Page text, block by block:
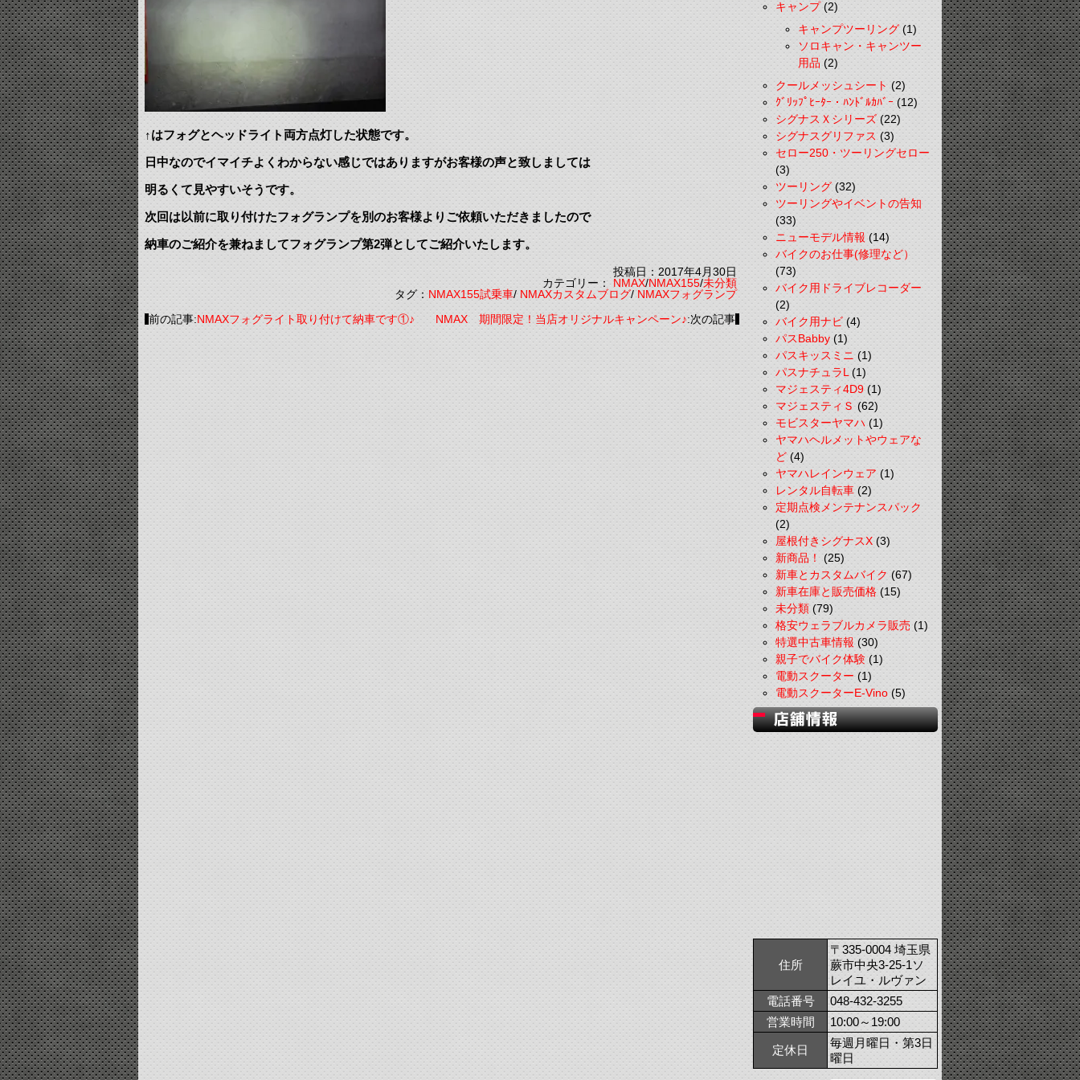
↑はフォグとヘッドライト両方点灯した状態です。
日中なのでイマイチよくわからない感じではありますがお客様の声と致しましては
明るくて見やすいそうです。
次回は以前に取り付けたフォグランプを別のお客様よりご依頼いただきましたので
納車のご紹介を兼ねましてフォグランプ第2弾としてご紹介いたします。
投稿日：2017年4月30日
カテゴリー：NMAX/NMAX155/未分類
タグ：NMAX155試乗車/NMAXカスタムブログ/NMAXフォグランプ
前の記事:NMAXフォグライト取り付けて納車です①♪ NMAX 期間限定！当店オリジナルキャンペーン♪:次の記事
キャンプ(2)
キャンプツーリング(1)
ソロキャン・キャンツー
用品(2)
クールメッシュシート(2)
ｸﾞﾘｯﾌﾟﾋｰﾀｰ・ﾊﾝﾄﾞﾙｶﾊﾞｰ(12)
シグナスＸシリーズ(22)
シグナスグリファス(3)
セロー250・ツーリングセロー
(3)
ツーリング(32)
ツーリングやイベントの告知
(33)
ニューモデル情報(14)
バイクのお仕事(修理など）
(73)
バイク用ドライブレコーダー
(2)
バイク用ナビ(4)
パスBabby(1)
パスキッスミニ(1)
パスナチュラL(1)
マジェスティ4D9(1)
マジェスティＳ(62)
モビスターヤマハ(1)
ヤマハヘルメットやウェアな
ど(4)
ヤマハレインウェア(1)
レンタル自転車(2)
定期点検メンテナンスパック
(2)
屋根付きシグナスX(3)
新商品！(25)
新車とカスタムバイク(67)
新車在庫と販売価格(15)
未分類(79)
格安ウェラブルカメラ販売(1)
特選中古車情報(30)
親子でバイク体験(1)
電動スクーター(1)
電動スクーターE-Vino(5)
住所
〒335-0004 埼玉県
蕨市中央3-25-1ソ
レイユ・ルヴァン
電話番号
048-432-3255
営業時間
10:00～19:00
定休日
毎週月曜日・第3日
曜日